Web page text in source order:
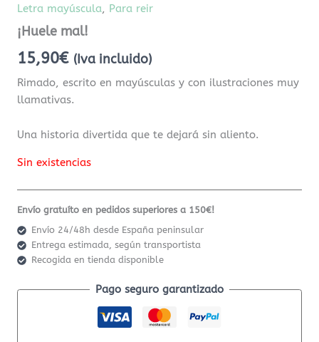
Letra mayúscula, Para reir
¡Huele mal!
15,90€ (Iva incluido)
Rimado, escrito en mayúsculas y con ilustraciones muy
llamativas.
Una historia divertida que te dejará sin aliento.
Sin existencias
Envío gratuíto en pedidos superiores a 150€!
Envío 24/48h desde España peninsular
Entrega estimada, según transportista
Recogida en tienda disponible
Pago seguro garantizado